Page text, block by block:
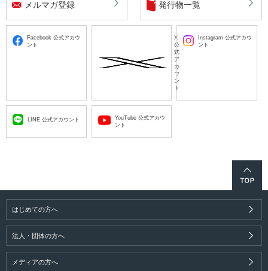
メルマガ登録 発行物一覧
Facebook 公式アカウ
ント
X
公
式
ア
カ
ウ
ン
ト
Instagram 公式アカウ
ント
LINE 公式アカウント
YouTube 公式アカウ
ント
はじめての方へ
法人・団体の方へ
メディアの方へ